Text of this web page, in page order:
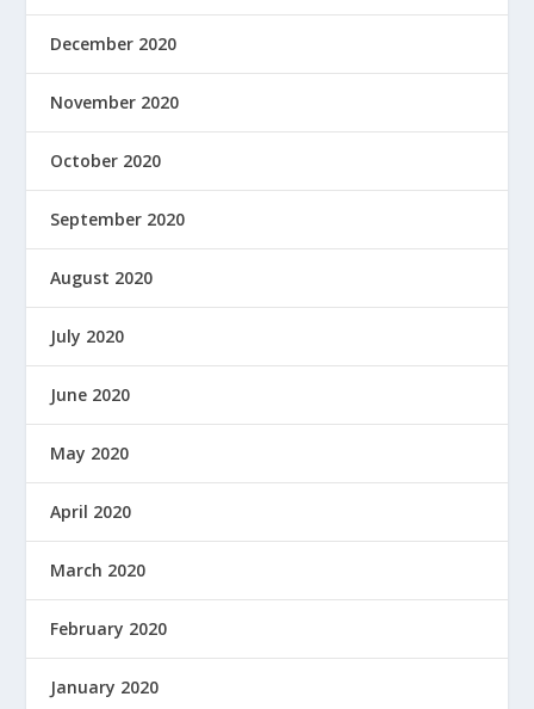
December 2020
November 2020
October 2020
September 2020
August 2020
July 2020
June 2020
May 2020
April 2020
March 2020
February 2020
January 2020